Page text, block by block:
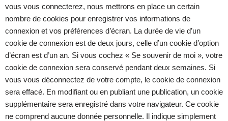
vous vous connecterez, nous mettrons en place un certain
nombre de cookies pour enregistrer vos informations de
connexion et vos préférences d’écran. La durée de vie d’un
cookie de connexion est de deux jours, celle d’un cookie d’option
d’écran est d’un an. Si vous cochez « Se souvenir de moi », votre
cookie de connexion sera conservé pendant deux semaines. Si
vous vous déconnectez de votre compte, le cookie de connexion
sera effacé. En modifiant ou en publiant une publication, un cookie
supplémentaire sera enregistré dans votre navigateur. Ce cookie
ne comprend aucune donnée personnelle. Il indique simplement